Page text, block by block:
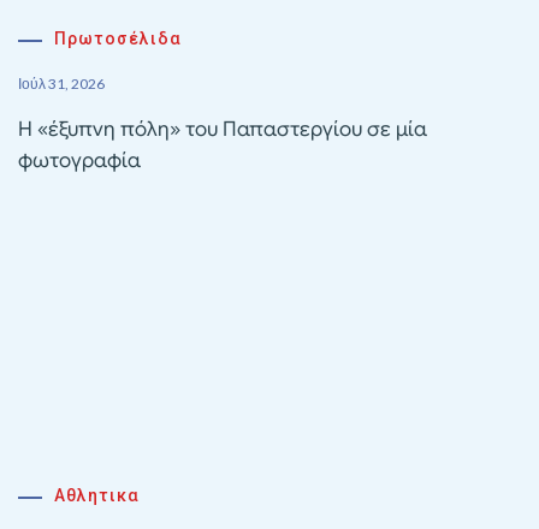
Πρωτοσέλιδα
Ιούλ 31, 2026
Η «έξυπνη πόλη» του Παπαστεργίου σε μία
φωτογραφία
Αθλητικα